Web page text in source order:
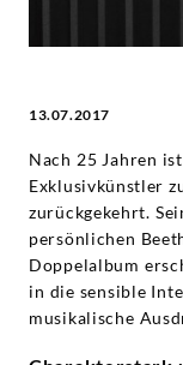
Deutsche
13.07.2017
Nach 25 Jahren
Exklusivkünstler
zurückgekehrt.
persönlichen
Doppelalbum
in die sensible
musikalische